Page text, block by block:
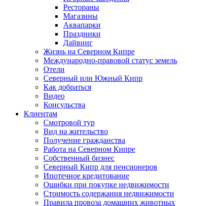
Рестораны
Магазины
Аквапарки
Праздники
Дайвинг
Жизнь на Северном Кипре
Международно-правовой статус земель
Отели
Северный или Южный Кипр
Как добраться
Видео
Консульства
Клиентам
Смотровой тур
Вид на жительство
Получение гражданства
Работа на Северном Кипре
Собственный бизнес
Северный Кипр для пенсионеров
Ипотечное кредитование
Ошибки при покупке недвижимости
Стоимость содержания недвижимости
Правила провоза домашних животных